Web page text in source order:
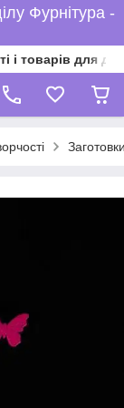
Фурнітура -
і товарів для